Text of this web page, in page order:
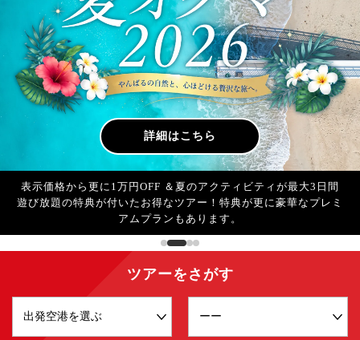
詳細はこちら
飛行機・ホテル・レンタカーの組み合わせが自由！グルメ特典＋
JR北海道パス特別料金ありで要チェック！
ツアーをさがす